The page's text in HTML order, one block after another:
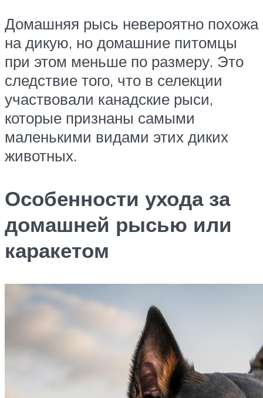
Домашняя рысь невероятно похожа
на дикую, но домашние питомцы
при этом меньше по размеру. Это
следствие того, что в селекции
участвовали канадские рыси,
которые признаны самыми
маленькими видами этих диких
животных.
Особенности ухода за
домашней рысью или
каракетом